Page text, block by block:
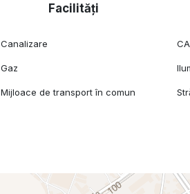
Facilități
Canalizare
Gaz
Mijloace de transport în comun